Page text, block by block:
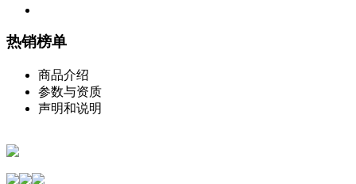
热销榜单
商品介绍
参数与资质
声明和说明